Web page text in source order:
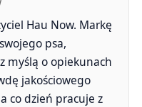
Hau Now. Markę
psa,
myślą o opiekunach
jakościowego
co dzień pracuje z